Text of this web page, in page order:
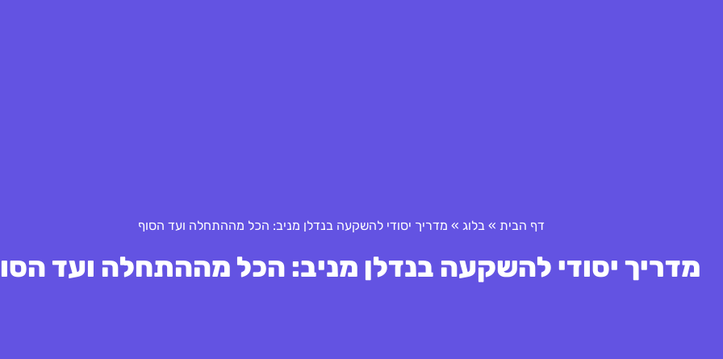
דף הבית » בלוג » מדריך יסודי להשקעה בנדלן מניב: הכל מההתחלה ועד הסוף
מדריך יסודי להשקעה בנדלן מניב: הכל מההתחלה ועד